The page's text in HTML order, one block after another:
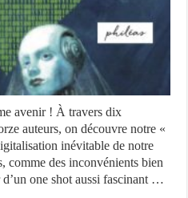
avenir ! À travers dix
auteurs, on découvre notre «
inévitable de notre
comme des inconvénients bien
one shot aussi fascinant …